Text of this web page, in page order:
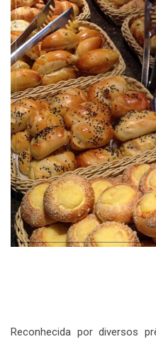
Reconhecida por diversos